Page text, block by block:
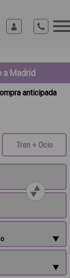
Madrid
anticipada
Tren + Ocio